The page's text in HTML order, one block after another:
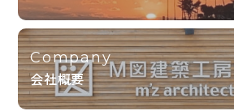
Company
会社概要